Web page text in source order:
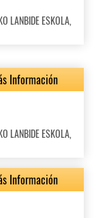
LANBIDE ESKOLA,
Información
LANBIDE ESKOLA,
Información